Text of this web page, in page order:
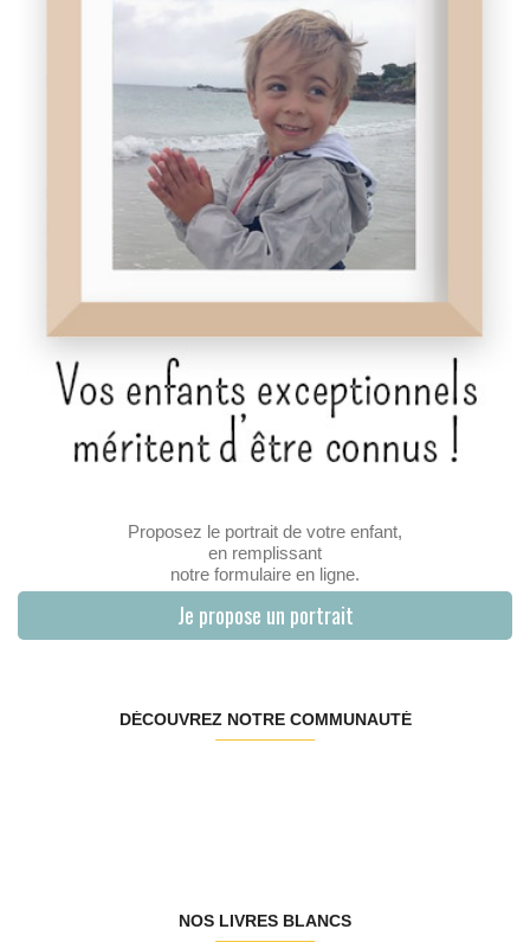
Proposez le portrait de votre enfant,
en remplissant
notre formulaire en ligne.
Je propose un portrait
DÉCOUVREZ NOTRE COMMUNAUTÉ
NOS LIVRES BLANCS